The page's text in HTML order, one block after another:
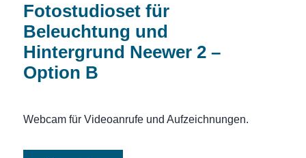
Fotostudioset für
Beleuchtung und
Hintergrund Neewer 2 –
Option B
Webcam für Videoanrufe und Aufzeichnungen.